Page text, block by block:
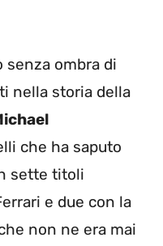
senza ombra di
nella storia della
che ha saputo
sette titoli
e due con la
non ne era mai